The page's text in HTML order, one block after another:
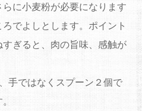
に小麦粉が必要になります
でよしとします。ポイント
ぎると、肉の旨味、感触が
手ではなくスプーン２個で